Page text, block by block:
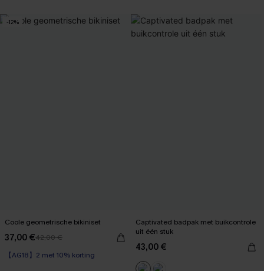
-12%
Coole geometrische bikiniset
37,00 €42,00 €
【AG18】2 met 10% korting
Captivated badpak met buikcontrole
uit één stuk
43,00 €